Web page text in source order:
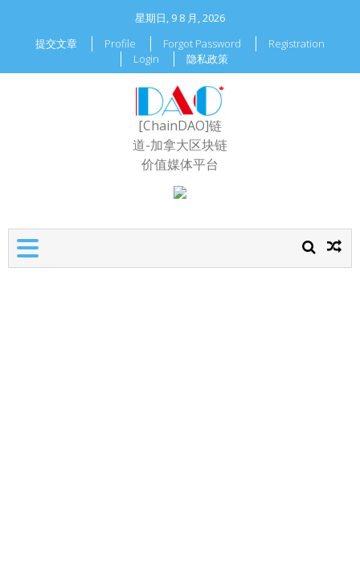
星期日, 9 8 月, 2026
提交文章
Profile Forgot Password
Registration
Login
隐私政策
[ChainDAO]链
道-加拿大区块链
价值媒体平台